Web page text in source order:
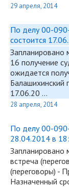
29 апреля, 2014
По делу 00-
состоится
Запланировано
16 получение
ожидается
Балашихинский
17.06.20 …
28 апреля, 2014
По делу 00-
28.04.2014 в
Запланировано
встреча
(переговоры) -
Назначенный